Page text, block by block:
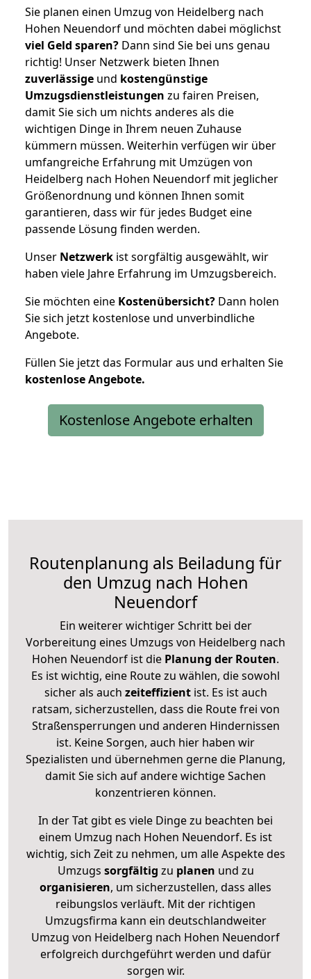
Sie planen einen Umzug von Heidelberg nach
Hohen Neuendorf und möchten dabei möglichst
viel Geld sparen? Dann sind Sie bei uns genau
richtig! Unser Netzwerk bieten Ihnen
zuverlässige und kostengünstige
Umzugsdienstleistungen zu fairen Preisen,
damit Sie sich um nichts anderes als die
wichtigen Dinge in Ihrem neuen Zuhause
kümmern müssen. Weiterhin verfügen wir über
umfangreiche Erfahrung mit Umzügen von
Heidelberg nach Hohen Neuendorf mit jeglicher
Größenordnung und können Ihnen somit
garantieren, dass wir für jedes Budget eine
passende Lösung finden werden.
Unser Netzwerk ist sorgfältig ausgewählt, wir
haben viele Jahre Erfahrung im Umzugsbereich.
Sie möchten eine Kostenübersicht? Dann holen
Sie sich jetzt kostenlose und unverbindliche
Angebote.
Füllen Sie jetzt das Formular aus und erhalten Sie
kostenloseAngebote.
Kostenlose Angebote erhalten
Routenplanung als Beiladung für
den Umzug nach Hohen
Neuendorf
Ein weiterer wichtiger Schritt bei der
Vorbereitung eines Umzugs von Heidelberg nach
Hohen Neuendorf ist die Planung der Routen.
Es ist wichtig, eine Route zu wählen, die sowohl
sicher als auch zeiteffizientist. Es ist auch
ratsam, sicherzustellen, dass die Route frei von
Straßensperrungen und anderen Hindernissen
ist. Keine Sorgen, auch hier haben wir
Spezialisten und übernehmen gerne die Planung,
damit Sie sich auf andere wichtige Sachen
konzentrieren können.
In der Tat gibt es viele Dinge zu beachten bei
einem Umzug nach Hohen Neuendorf. Es ist
wichtig, sich Zeit zu nehmen, um alle Aspekte des
Umzugs sorgfältig zu planen und zu
organisieren, um sicherzustellen, dass alles
reibungslos verläuft. Mit der richtigen
Umzugsfirma kann ein deutschlandweiter
Umzug von Heidelberg nach Hohen Neuendorf
erfolgreich durchgeführt werden und dafür
sorgen wir.